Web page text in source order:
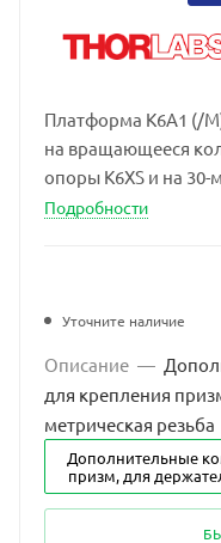
Платформа K6A1 (/
на вращающееся
опоры K6XS и на
держатели
Подробности
Уточните наличие
Описание —
для крепления
метрическая резьба
Дополнительные
призм, для